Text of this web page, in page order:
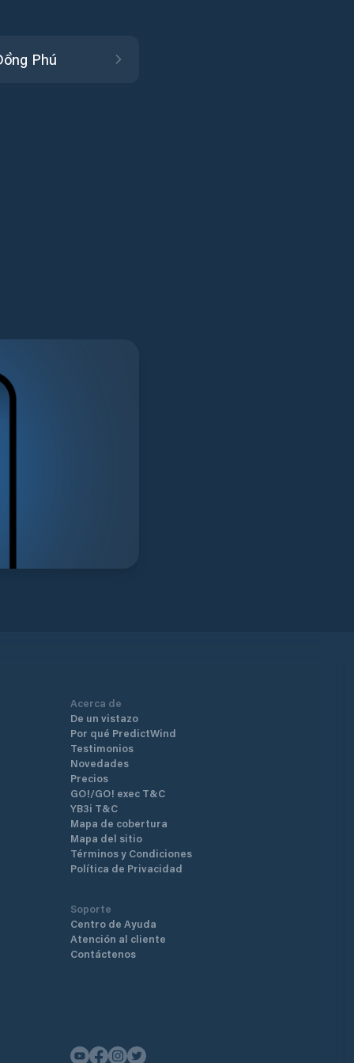
Phú
Acerca de
De un vistazo
Por qué PredictWind
Testimonios
Novedades
Precios
GO!/GO! exec T&C
YB3i T&C
Mapa de cobertura
Mapa del sitio
Términos y Condiciones
Política de Privacidad
Soporte
Centro de Ayuda
Atención al cliente
Contáctenos